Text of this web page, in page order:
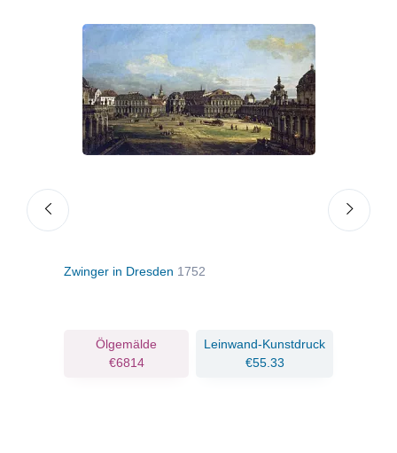
Zwinger in Dresden 1752
Ölgemälde
€6814
Leinwand-Kunstdruck
€55.33